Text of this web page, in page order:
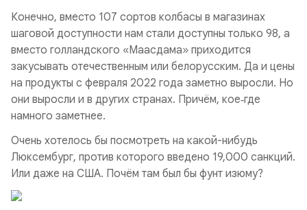
Конечно, вместо 107 сортов колбасы в магазинах
шаговой доступности нам стали доступны только 98, а
вместо голландского «Маасдама» приходится
закусывать отечественным или белорусским. Да и цены
на продукты с февраля 2022 года заметно выросли. Но
они выросли и в других странах. Причём, кое‑где
намного заметнее.
Очень хотелось бы посмотреть на какой-нибудь
Люксембург, против которого введено 19,000 санкций.
Или даже на США. Почём там был бы фунт изюму?